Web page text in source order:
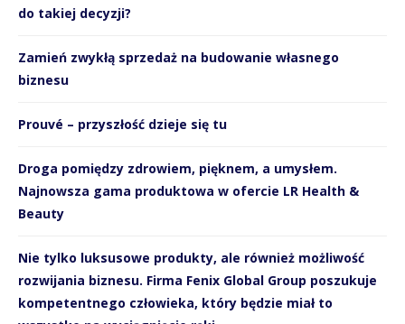
do takiej decyzji?
Zamień zwykłą sprzedaż na budowanie własnego
biznesu
Prouvé – przyszłość dzieje się tu
Droga pomiędzy zdrowiem, pięknem, a umysłem.
Najnowsza gama produktowa w ofercie LR Health &
Beauty
Nie tylko luksusowe produkty, ale również możliwość
rozwijania biznesu. Firma Fenix Global Group poszukuje
kompetentnego człowieka, który będzie miał to